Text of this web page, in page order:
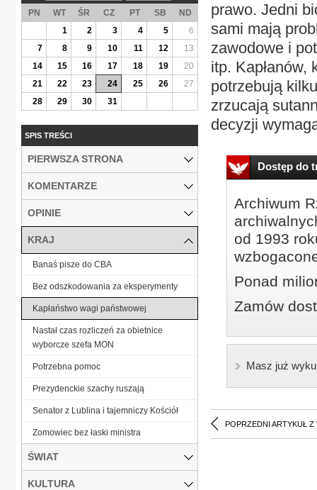
prawo. Jedni
sami mają
zawodowe i
itp. Kapłanów,
potrzebują
zrzucają
decyzji
Dostęp do
Archiwum
od 1993
Ponad
Zamów
Masz już
POPRZEDNI ARTYKUŁ Z
PN WT ŚR CZ PT SB
ND
1
2 3 4 5
6
7
8 9 10 11 12
13
14
15 16 17 18 19
20
21
22 23 24 25 26
27
28
29 30 31
SPIS TREŚCI
PIERWSZA STRONA
KOMENTARZE
OPINIE
KRAJ
Banaś pisze do CBA
Bez odszkodowania za eksperymenty
Kapłaństwo wagi państwowej
Nastał czas rozliczeń za obietnice
wyborcze szefa MON
Potrzebna pomoc
Prezydenckie szachy ruszają
Senator z Lublina i tajemniczy Kościół
Zomowiec bez łaski ministra
ŚWIAT
KULTURA